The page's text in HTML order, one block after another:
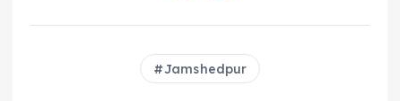
Jamshedpur